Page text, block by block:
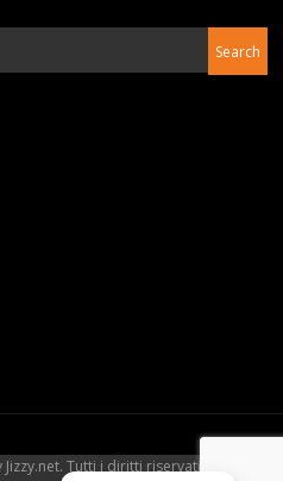
Tutti i diritti riservati. P.Iva